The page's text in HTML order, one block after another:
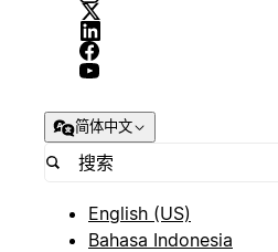
简体中文
English (US)
Bahasa Indonesia